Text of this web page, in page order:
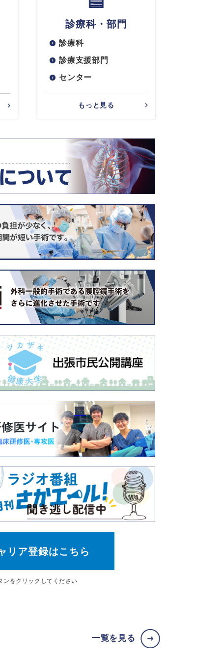
診療科・部門
診療科
診療支援部門
センター
もっと見る
リア登録はこちら
ン をクリックしてください
一覧を見る